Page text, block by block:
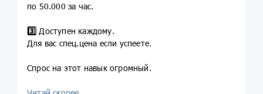
по 50.000 за час.
3️⃣ Доступен каждому.
Для вас спец.цена если успеете.
Спрос на этот навык огромный.